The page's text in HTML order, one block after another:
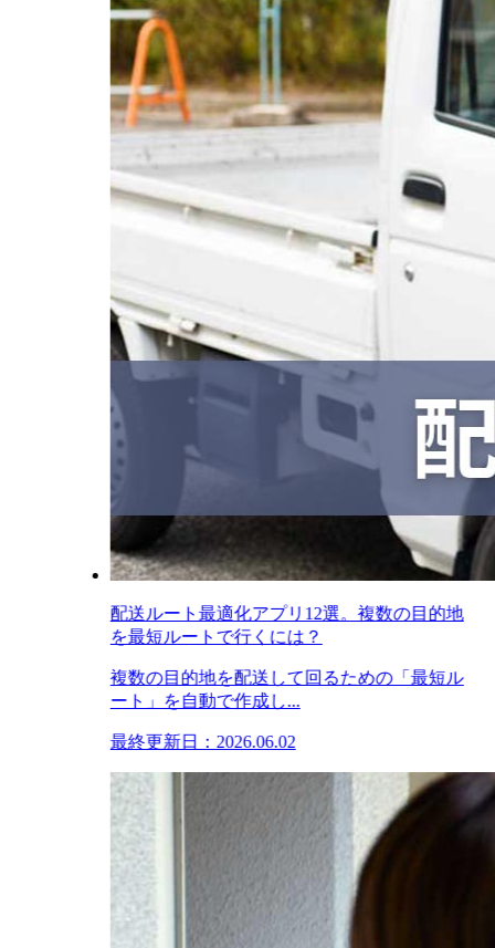
配送ルート最適化アプリ12選。複数の目的地
を最短ルートで行くには？
複数の目的地を配送して回るための「最短ル
ート」を自動で作成し...
最終更新日：2026.06.02